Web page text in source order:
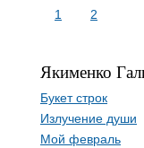
1 2
Якименко
Букет строк
Излучение души
Мой февраль